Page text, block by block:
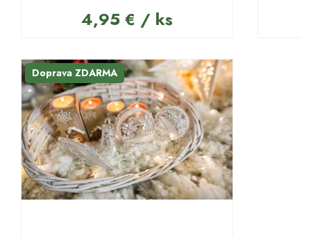
4,95 € / ks
Doprava ZDARMA